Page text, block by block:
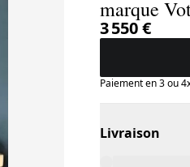
marque
3 550 €
Paiement en 3 ou
Livraison